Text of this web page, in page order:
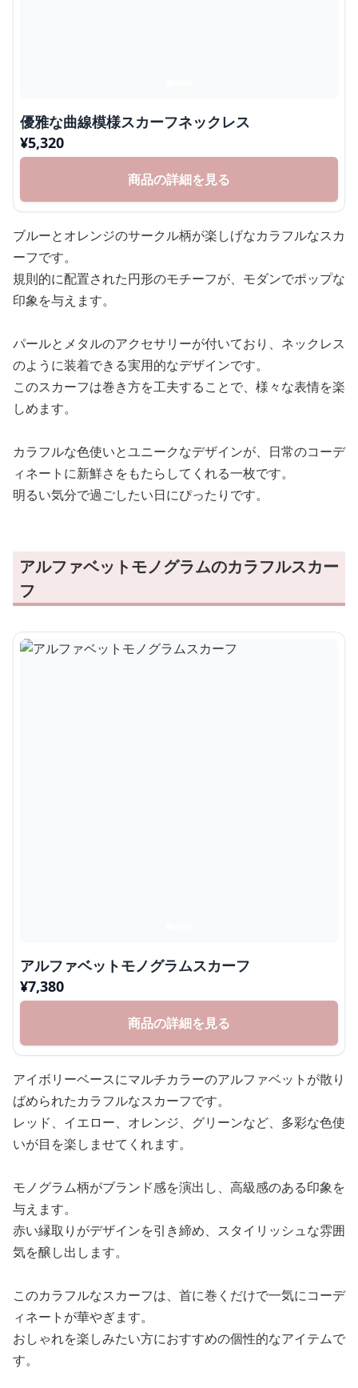
優雅な曲線模様スカーフネックレス
¥5,320
商品の詳細を見る
ブルーとオレンジのサークル柄が楽しげなカラフルなスカ
ーフです。
規則的に配置された円形のモチーフが、モダンでポップな
印象を与えます。
パールとメタルのアクセサリーが付いており、ネックレス
のように装着できる実用的なデザインです。
このスカーフは巻き方を工夫することで、様々な表情を楽
しめます。
カラフルな色使いとユニークなデザインが、日常のコーデ
ィネートに新鮮さをもたらしてくれる一枚です。
明るい気分で過ごしたい日にぴったりです。
アルファベットモノグラムのカラフルスカー
フ
アルファベットモノグラムスカーフ
¥7,380
商品の詳細を見る
アイボリーベースにマルチカラーのアルファベットが散り
ばめられたカラフルなスカーフです。
レッド、イエロー、オレンジ、グリーンなど、多彩な色使
いが目を楽しませてくれます。
モノグラム柄がブランド感を演出し、高級感のある印象を
与えます。
赤い縁取りがデザインを引き締め、スタイリッシュな雰囲
気を醸し出します。
このカラフルなスカーフは、首に巻くだけで一気にコーデ
ィネートが華やぎます。
おしゃれを楽しみたい方におすすめの個性的なアイテムで
す。